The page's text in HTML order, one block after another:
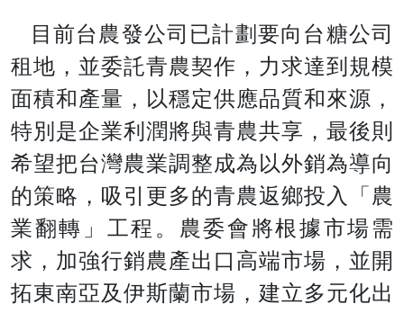
目前台農發公司已計劃要向台糖公司
租地，並委託青農契作，力求達到規模
面積和產量，以穩定供應品質和來源，
特別是企業利潤將與青農共享，最後則
希望把台灣農業調整成為以外銷為導向
的策略，吸引更多的青農返鄉投入「農
業翻轉」工程。農委會將根據市場需
求，加強行銷農產出口高端市場，並開
拓東南亞及伊斯蘭市場，建立多元化出